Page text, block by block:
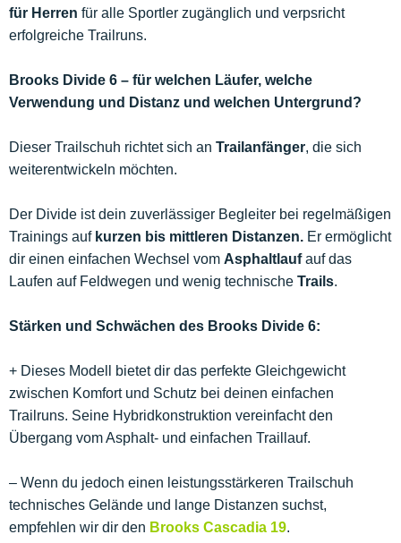
für Herren für alle Sportler zugänglich und verpsricht
erfolgreiche Trailruns.
Brooks Divide 6 – für welchen Läufer, welche
Verwendung und Distanz und welchen Untergrund?
Dieser Trailschuh richtet sich an Trailanfänger, die sich
weiterentwickeln möchten.
Der Divide ist dein zuverlässiger Begleiter bei regelmäßigen
Trainings auf kurzen bis mittleren Distanzen. Er ermöglicht
dir einen einfachen Wechsel vom Asphaltlaufauf das
Laufen auf Feldwegen und wenig technische Trails.
Stärken und Schwächen des Brooks Divide 6:
+ Dieses Modell bietet dir das perfekte Gleichgewicht
zwischen Komfort und Schutz bei deinen einfachen
Trailruns. Seine Hybridkonstruktion vereinfacht den
Übergang vom Asphalt- und einfachen Traillauf.
– Wenn du jedoch einen leistungsstärkeren Trailschuh
technisches Gelände und lange Distanzen suchst,
empfehlen wir dir den Brooks Cascadia 19.